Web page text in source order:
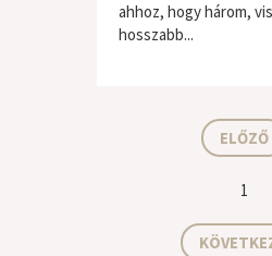
ahhoz, hogy három,
hosszabb...
hard / heavy
ELŐZŐ
1